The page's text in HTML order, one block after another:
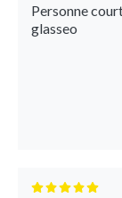
Personne
glasseo